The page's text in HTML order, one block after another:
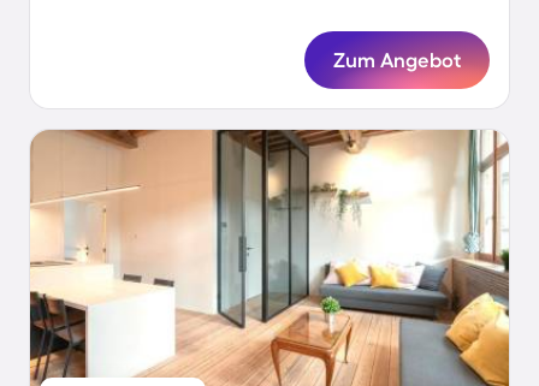
Zum Angebot